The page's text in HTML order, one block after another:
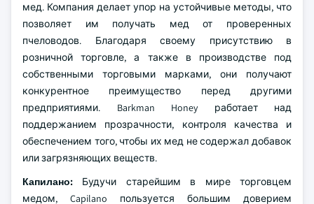
мед. Компания делает упор на устойчивые методы, что
позволяет им получать мед от проверенных
пчеловодов. Благодаря своему присутствию в
розничной торговле, а также в производстве под
собственными торговыми марками, они получают
конкурентное преимущество перед другими
предприятиями. Barkman Honey работает над
поддержанием прозрачности, контроля качества и
обеспечением того, чтобы их мед не содержал добавок
или загрязняющих веществ.
Капилано: Будучи старейшим в мире торговцем
медом, Capilano пользуется большим доверием